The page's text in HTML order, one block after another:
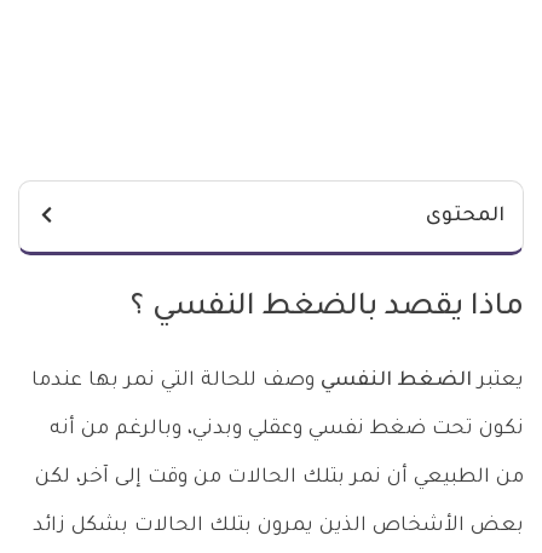
المحتوى
ماذا يقصد بالضغط النفسي ؟
يعتبر الضغط النفسي وصف للحالة التي نمر بها عندما
نكون تحت ضغط نفسي وعقلي وبدني، وبالرغم من أنه
من الطبيعي أن نمر بتلك الحالات من وقت إلى آخر، لكن
بعض الأشخاص الذين يمرون بتلك الحالات بشكل زائد